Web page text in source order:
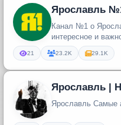
Ярославль
Канал №1 о
интересное и
21 23.2K 29.1K
Ярославль |
Ярославль Самые